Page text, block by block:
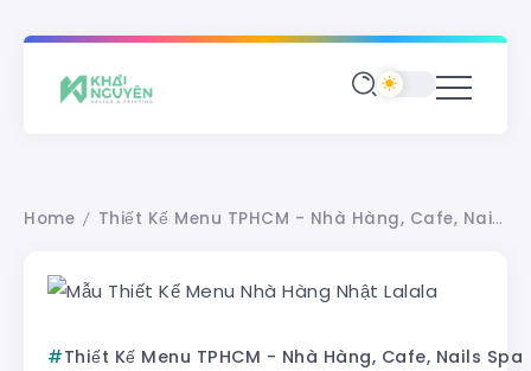
Home / Thiết Kế Menu TPHCM - Nhà Hàng, Cafe, Nails Spa
Thiết Kế Menu TPHCM - Nhà Hàng, Cafe, Nails Spa